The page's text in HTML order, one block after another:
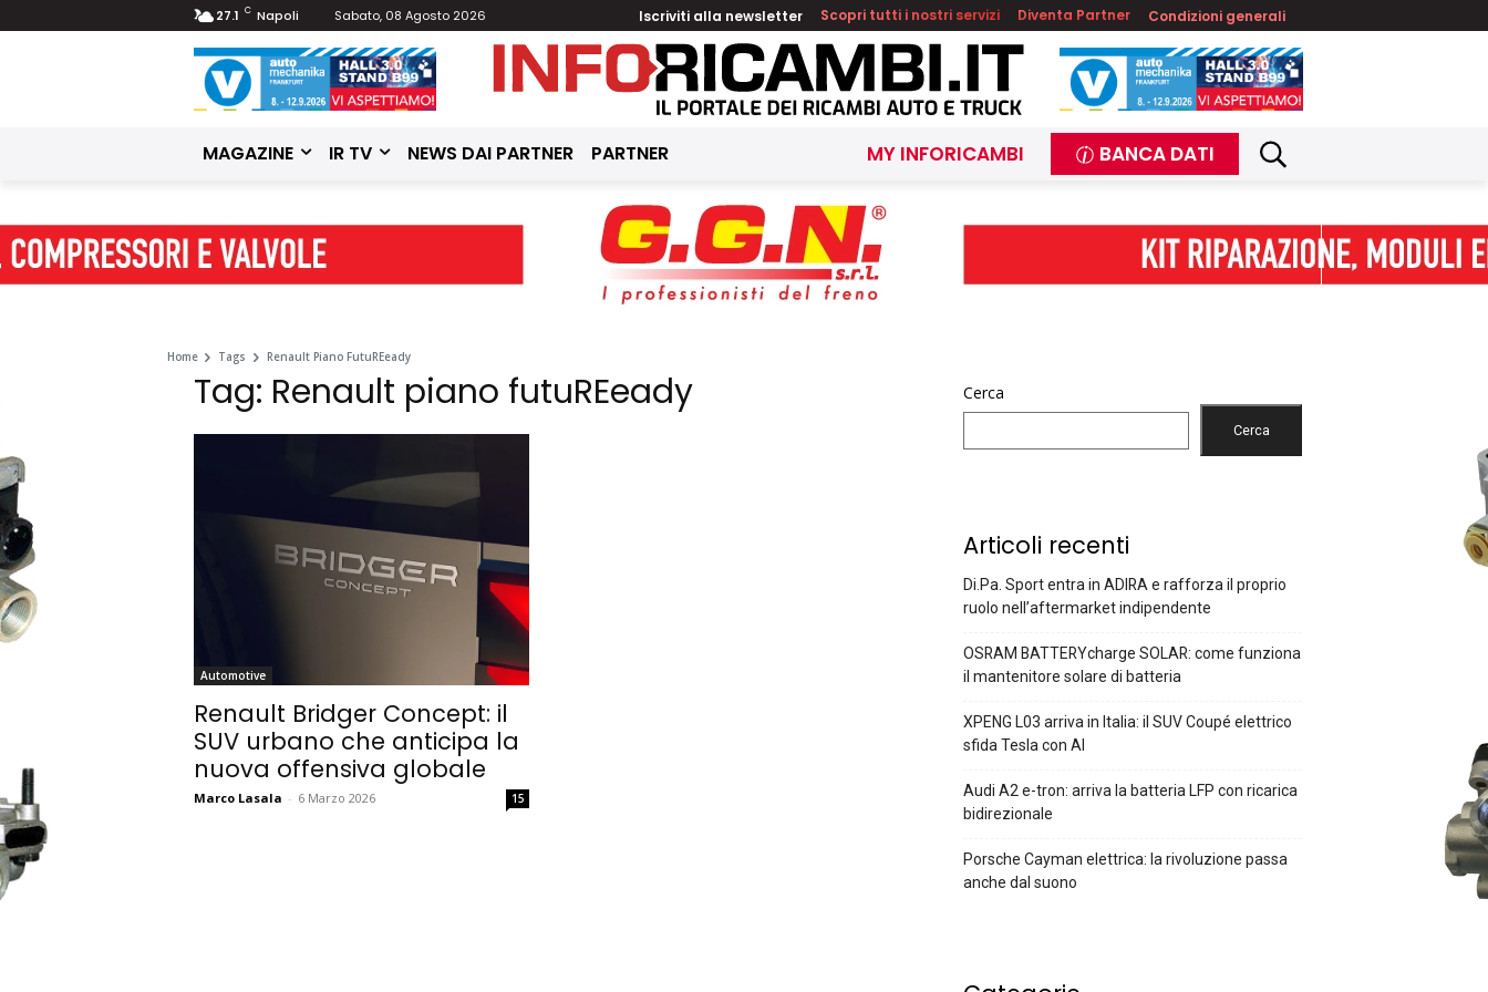
27.1 C Napoli Sabato, 08 Agosto 2026 Iscriviti alla newsletter Scopri tutti i nostri servizi Diventa Partner Condizioni generali
MAGAZINE IR TV NEWS DAI PARTNER PARTNER MY INFORICAMBI BANCA DATI
Home Tags Renault Piano FutuREeady
Tag: Renault piano futuREeady
Automotive
Renault Bridger Concept: il
SUV urbano che anticipa la
nuova offensiva globale
Marco Lasala - 6 Marzo 2026 15
Cerca
Cerca
Articoli recenti
Di.Pa. Sport entra in ADIRA e rafforza il proprio
ruolo nell’aftermarket indipendente
OSRAM BATTERYcharge SOLAR: come funziona
il mantenitore solare di batteria
XPENG L03 arriva in Italia: il SUV Coupé elettrico
sfida Tesla con AI
Audi A2 e-tron: arriva la batteria LFP con ricarica
bidirezionale
Porsche Cayman elettrica: la rivoluzione passa
anche dal suono